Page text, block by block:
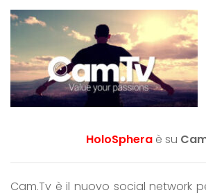
HoloSphera è su
Cam.Tv è il nuovo social network